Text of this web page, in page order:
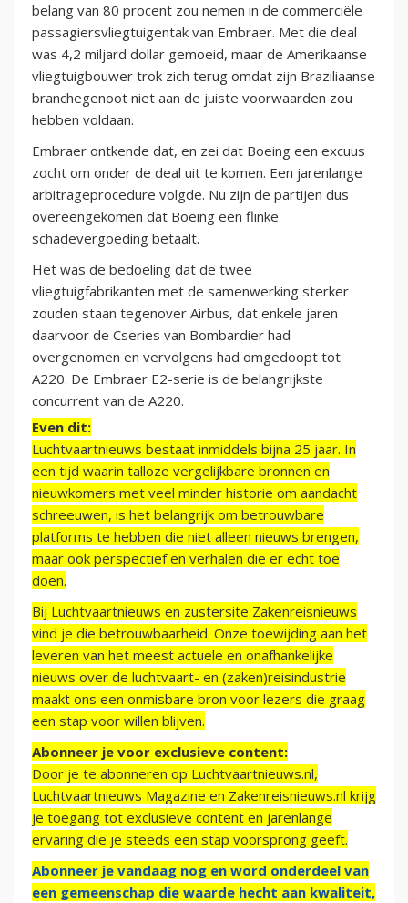
belang van 80 procent zou nemen in de commerciële
passagiersvliegtuigentak van Embraer. Met die deal
was 4,2 miljard dollar gemoeid, maar de Amerikaanse
vliegtuigbouwer trok zich terug omdat zijn Braziliaanse
branchegenoot niet aan de juiste voorwaarden zou
hebben voldaan.
Embraer ontkende dat, en zei dat Boeing een excuus
zocht om onder de deal uit te komen. Een jarenlange
arbitrageprocedure volgde. Nu zijn de partijen dus
overeengekomen dat Boeing een flinke
schadevergoeding betaalt.
Het was de bedoeling dat de twee
vliegtuigfabrikanten met de samenwerking sterker
zouden staan tegenover Airbus, dat enkele jaren
daarvoor de Cseries van Bombardier had
overgenomen en vervolgens had omgedoopt tot
A220. De Embraer E2-serie is de belangrijkste
concurrent van de A220.
Even dit:
Luchtvaartnieuws bestaat inmiddels bijna 25 jaar. In
een tijd waarin talloze vergelijkbare bronnen en
nieuwkomers met veel minder historie om aandacht
schreeuwen, is het belangrijk om betrouwbare
platforms te hebben die niet alleen nieuws brengen,
maar ook perspectief en verhalen die er echt toe
doen.
Bij Luchtvaartnieuws en zustersite Zakenreisnieuws
vind je die betrouwbaarheid. Onze toewijding aan het
leveren van het meest actuele en onafhankelijke
nieuws over de luchtvaart- en (zaken)reisindustrie
maakt ons een onmisbare bron voor lezers die graag
een stap voor willen blijven.
Abonneer je voor exclusieve content:
Door je te abonneren op Luchtvaartnieuws.nl,
Luchtvaartnieuws Magazine en Zakenreisnieuws.nl krijg
je toegang tot exclusieve content en jarenlange
ervaring die je steeds een stap voorsprong geeft.
Abonneer je vandaag nog en word onderdeel van
een gemeenschap die waarde hecht aan kwaliteit,